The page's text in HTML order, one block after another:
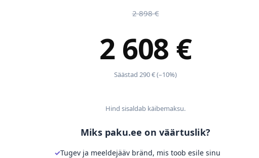
2 898 €
2 608 €
Säästad 290 € (–10%)
Hind sisaldab käibemaksu.
Miks paku.ee on väärtuslik?
Tugev ja meeldejääv bränd, mis toob esile sinu